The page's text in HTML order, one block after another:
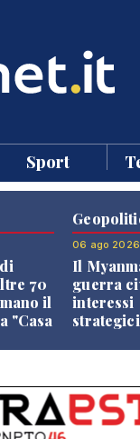
Sport
70
il
"Casa
06 ago 2026
Il
guerra
interessi